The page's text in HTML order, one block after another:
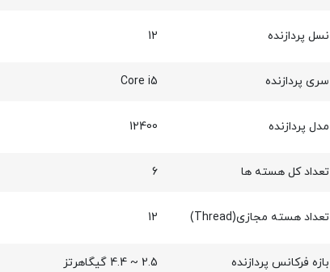
نسل پردازنده 12
سری پردازنده Core i5
مدل پردازنده 12400
تعداد کل هسته ها 6
تعداد هسته مجازی(Thread) 12
بازه فرکانس پردازنده 2.5 ~ 4.4 گیگاهرتز